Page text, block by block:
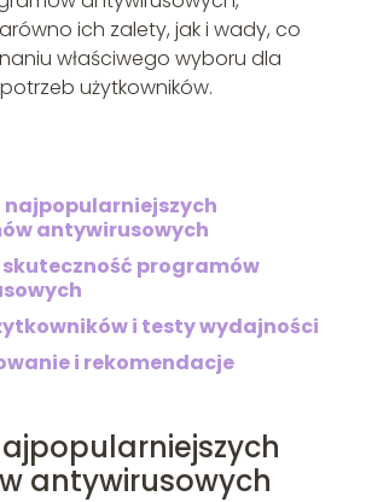
ich zalety, jak i wady, co
właściwego wyboru dla
użytkowników.
najpopularniejszych
antywirusowych
skuteczność programów
i testy wydajności
i rekomendacje
antywirusowych